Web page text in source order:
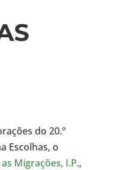
do 20.º
Escolhas, o
Migrações, I.P.,